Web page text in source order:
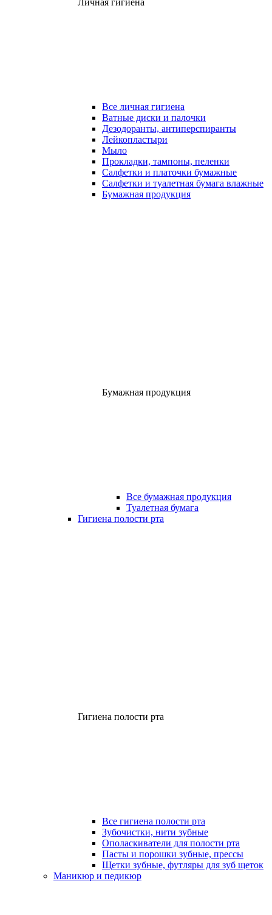
Личная гигиена
Все личная гигиена
Ватные диски и палочки
Дезодоранты, антиперспиранты
Лейкопластыри
Мыло
Прокладки, тампоны, пеленки
Салфетки и платочки бумажные
Салфетки и туалетная бумага влажные
Бумажная продукция
Бумажная продукция
Все бумажная продукция
Туалетная бумага
Гигиена полости рта
Гигиена полости рта
Все гигиена полости рта
Зубочистки, нити зубные
Ополаскиватели для полости рта
Пасты и порошки зубные, прессы
Щетки зубные, футляры для зуб щеток
Маникюр и педикюр